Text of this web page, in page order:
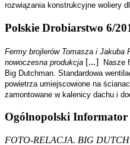
rozwiązania konstrukcyjne woliery
Polskie Drobiarstwo 6/
Fermy brojlerów Tomasza i Jakuba
nowoczesna produkcja [...] Nasze
Big Dutchman. Standardowa
powietrza umiejscowione na
zamontowane w kalenicy dachu i
Ogólnopolski
FOTO-RELACJA. BIG